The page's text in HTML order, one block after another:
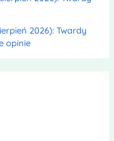
2026): Twardy
opinie